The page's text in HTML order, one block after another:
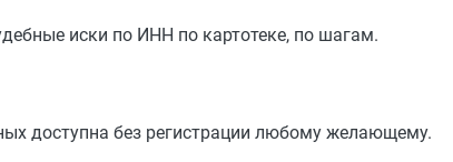
иски по ИНН по картотеке, по шагам.
доступна без регистрации любому желающему.